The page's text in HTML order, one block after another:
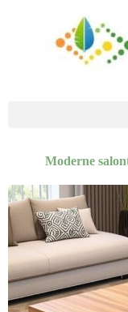
Moderne